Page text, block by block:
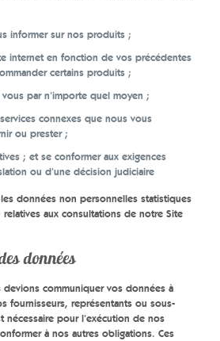
informer sur nos produits ;
internet en fonction de vos précédentes
certains produits ;
par n’importe quel moyen ;
connexes que nous vous
ou prester ;
; et se conformer aux exigences
ou d’une décision judiciaire
données non personnelles statistiques
aux consultations de notre Site
données
communiquer vos données à
fournisseurs, représentants ou sous-
nécessaire pour l’exécution de nos
à nos autres obligations. Ces